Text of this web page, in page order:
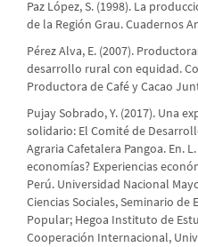
Paz López, S. (1998). La
de la Región Grau. Cuadernos
Pérez Alva, E. (2007).
desarrollo rural con equidad.
Productora de Café y Cacao
Pujay Sobrado, Y. (2017). Una
solidario: El Comité de
Agraria Cafetalera Pangoa. En.
economías? Experiencias
Perú. Universidad Nacional
Ciencias Sociales, Seminario de
Popular; Hegoa Instituto de
Cooperación Internacional,